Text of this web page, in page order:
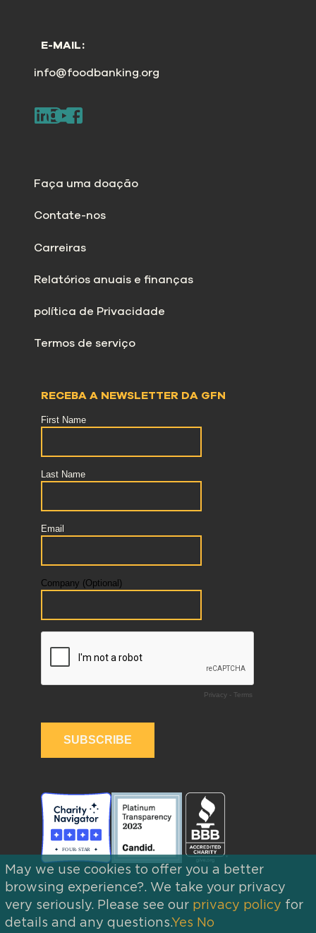
E-MAIL:
info@foodbanking.org
Faça uma doação
Contate-nos
Carreiras
Relatórios anuais e finanças
política de Privacidade
Termos de serviço
RECEBA A NEWSLETTER DA GFN
May we use cookies to offer you a better
browsing experience?. We take your privacy
very seriously. Please see our privacy policy for
details and any questions.Yes No